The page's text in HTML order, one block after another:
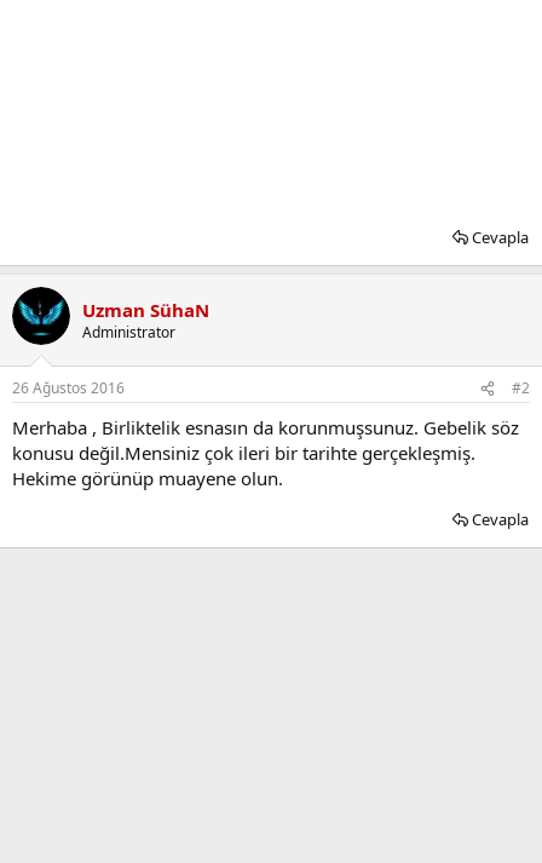
Cevapla
Uzman SühaN
Administrator
26 Ağustos 2016 #2
Merhaba , Birliktelik esnasın da korunmuşsunuz. Gebelik söz
konusu değil.Mensiniz çok ileri bir tarihte gerçekleşmiş.
Hekime görünüp muayene olun.
Cevapla